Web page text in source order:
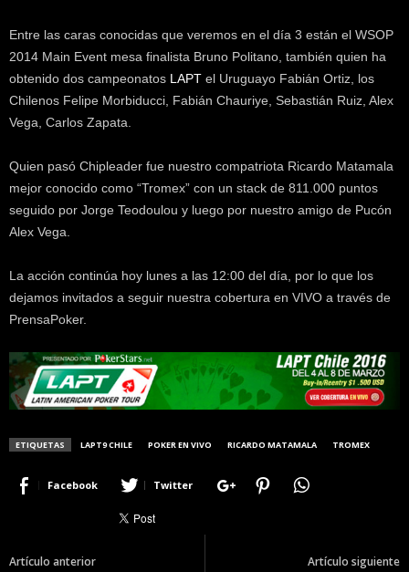
Entre las caras conocidas que veremos en el día 3 están el WSOP
2014 Main Event mesa finalista Bruno Politano, también quien ha
obtenido dos campeonatos LAPT el Uruguayo Fabián Ortiz, los
Chilenos Felipe Morbiducci, Fabián Chauriye, Sebastián Ruiz, Alex
Vega, Carlos Zapata.
Quien pasó Chipleader fue nuestro compatriota Ricardo Matamala
mejor conocido como “Tromex” con un stack de 811.000 puntos
seguido por Jorge Teodoulou y luego por nuestro amigo de Pucón
Alex Vega.
La acción continúa hoy lunes a las 12:00 del día, por lo que los
dejamos invitados a seguir nuestra cobertura en VIVO a través de
PrensaPoker.
ETIQUETAS LAPT9 CHILE POKER EN VIVO RICARDO MATAMALA TROMEX
Facebook Twitter
Artículo anterior Artículo siguiente